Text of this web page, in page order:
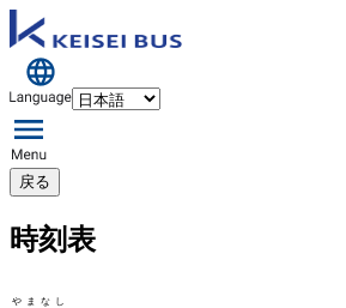
戻る
時刻表
やまなし